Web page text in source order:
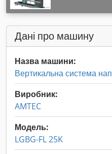
Дані про машину
Назва машини:
Вертикальна система
Виробник:
AMTEC
Модель:
LGBG-FL 25K